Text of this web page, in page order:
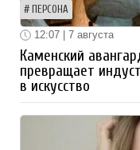
ПЕРСОНА
12:07 | 7 августа
Каменский
превращает
в искусство